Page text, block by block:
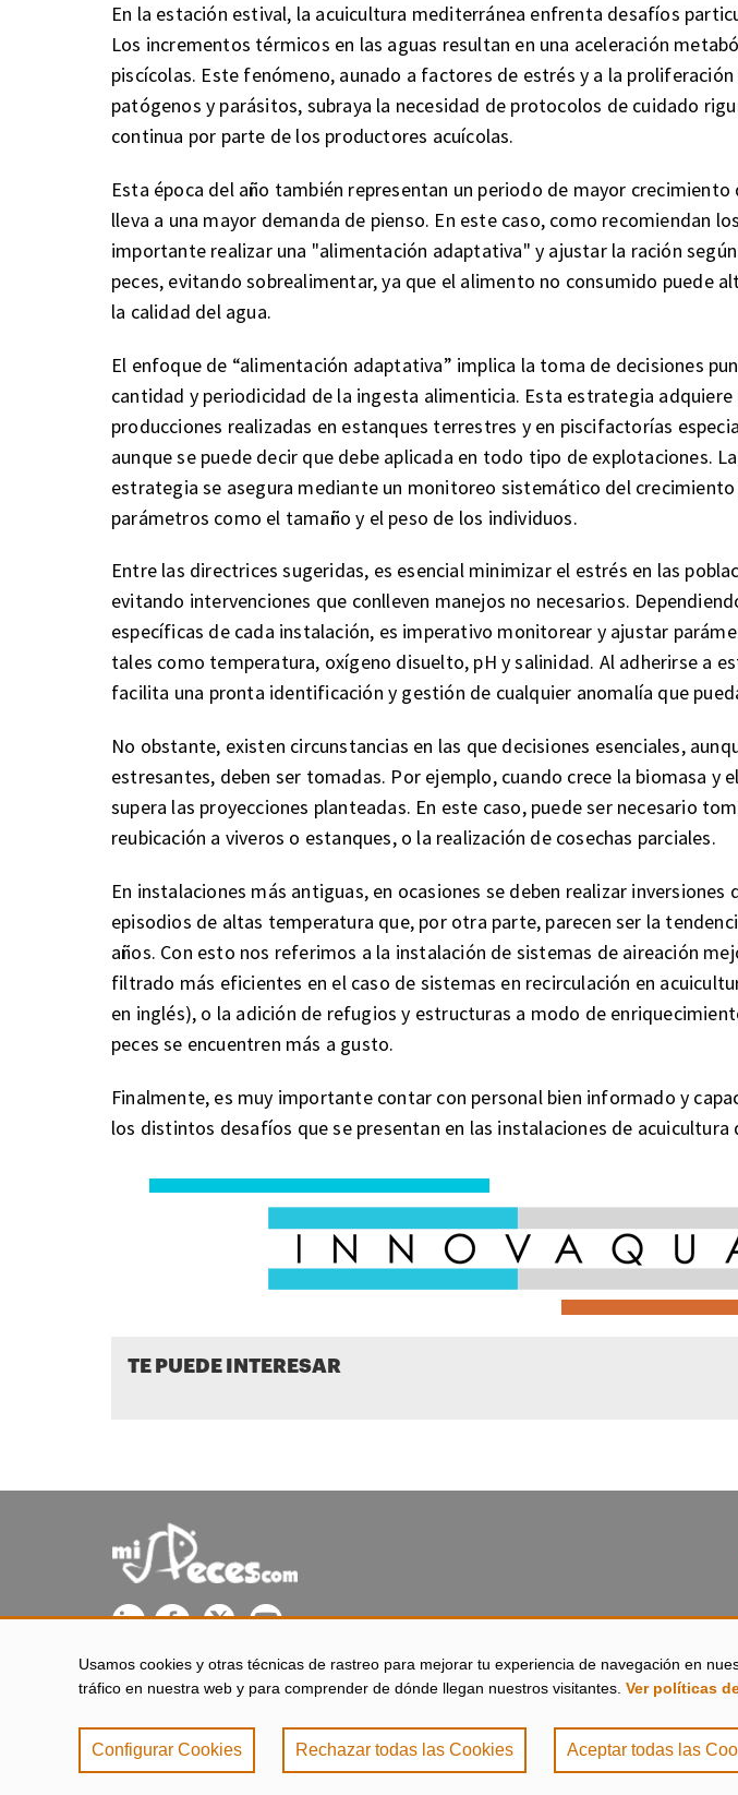
Usamos cookies y otras técnicas de rastreo para mejorar tu experiencia de navegación en
tráfico en nuestra web y para comprender de dónde llegan nuestros visitantes. Ver políticas
Configurar Cookies Rechazar todas las Cookies Aceptar todas las
En la estación estival, la acuicultura mediterránea enfrenta desafíos
Los incrementos térmicos en las aguas resultan en una aceleración
piscícolas. Este fenómeno, aunado a factores de estrés y a la
patógenos y parásitos, subraya la necesidad de protocolos de cuidado
continua por parte de los productores acuícolas.
Esta época del año también representan un periodo de mayor crecimiento
lleva a una mayor demanda de pienso. En este caso, como recomiendan
importante realizar una "alimentación adaptativa" y ajustar la ración
peces, evitando sobrealimentar, ya que el alimento no consumido puede
la calidad del agua.
El enfoque de “alimentación adaptativa” implica la toma de decisiones
cantidad y periodicidad de la ingesta alimenticia. Esta estrategia adquiere
producciones realizadas en estanques terrestres y en piscifactorías
aunque se puede decir que debe aplicada en todo tipo de explotaciones.
estrategia se asegura mediante un monitoreo sistemático del crecimiento
parámetros como el tamaño y el peso de los individuos.
Entre las directrices sugeridas, es esencial minimizar el estrés en las
evitando intervenciones que conlleven manejos no necesarios.
específicas de cada instalación, es imperativo monitorear y ajustar
tales como temperatura, oxígeno disuelto, pH y salinidad. Al adherirse a
facilita una pronta identificación y gestión de cualquier anomalía que
No obstante, existen circunstancias en las que decisiones esenciales,
estresantes, deben ser tomadas. Por ejemplo, cuando crece la biomasa y
supera las proyecciones planteadas. En este caso, puede ser necesario
reubicación a viveros o estanques, o la realización de cosechas parciales.
En instalaciones más antiguas, en ocasiones se deben realizar inversiones
episodios de altas temperatura que, por otra parte, parecen ser la
años. Con esto nos referimos a la instalación de sistemas de aireación
filtrado más eficientes en el caso de sistemas en recirculación en
en inglés), o la adición de refugios y estructuras a modo de
peces se encuentren más a gusto.
Finalmente, es muy importante contar con personal bien informado y
los distintos desafíos que se presentan en las instalaciones de acuicultura
TE PUEDE INTERESAR
misPeces se edita desde El Puerto de Santa María (Cádiz - España)
Aviso legal | Política de Privacidad | Política de Cookies .